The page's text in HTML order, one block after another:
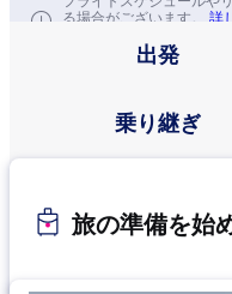
る場合がございます。 詳
出発
乗り継ぎ
旅の準備を始